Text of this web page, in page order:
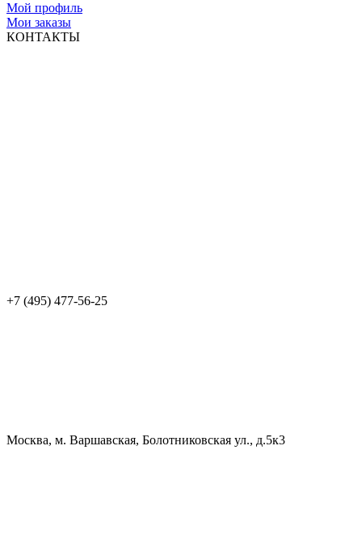
Мой профиль
Мои заказы
КОНТАКТЫ
+7 (495) 477-56-25
Москва, м. Варшавская, Болотниковская ул., д.5к3